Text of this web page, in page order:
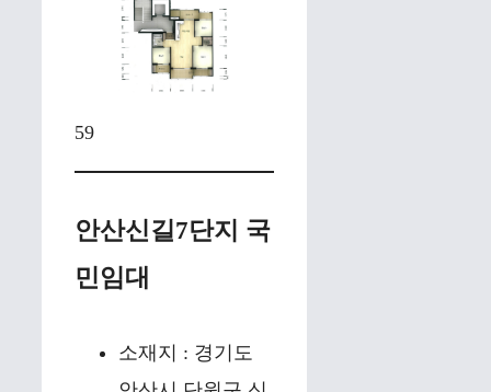
59
안산신길7단지 국
민임대
소재지 : 경기도